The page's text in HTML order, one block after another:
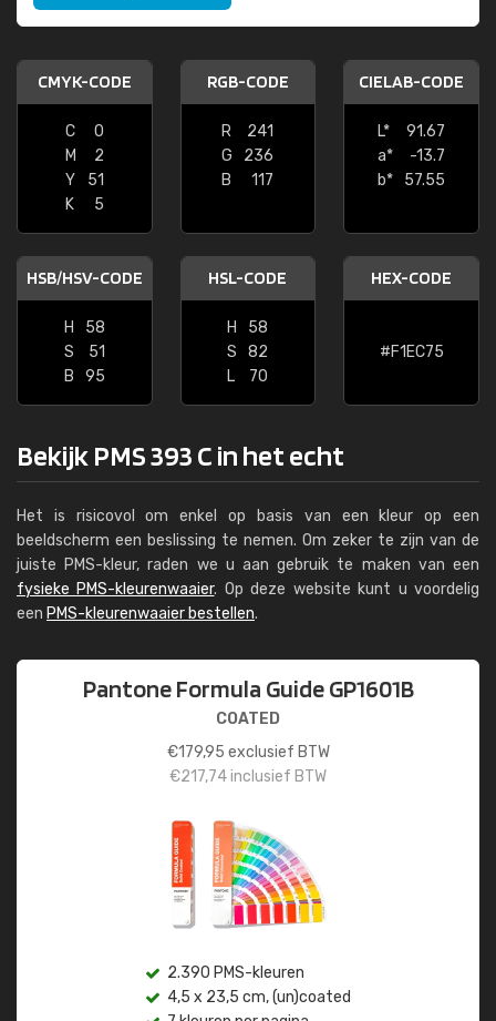
CMYK-CODE
C
0
M
2
Y
51
K
5
RGB-CODE
R
241
G
236
B
117
CIELAB-CODE
L*
91.67
a*
-13.7
b*
57.55
HSB/HSV-CODE
H
58
S
51
B
95
HSL-CODE
H
58
S
82
L
70
HEX-CODE
#F1EC75
Bekijk PMS 393 C in het echt
Het is risicovol om enkel op basis van een kleur op een
beeldscherm een beslissing te nemen. Om zeker te zijn van de
juiste PMS-kleur, raden we u aan gebruik te maken van een
fysieke PMS-kleurenwaaier. Op deze website kunt u voordelig
een PMS-kleurenwaaier bestellen.
Pantone Formula Guide GP1601B
COATED
€179,95 exclusief BTW
€217,74inclusief BTW
2.390 PMS-kleuren
4,5 x 23,5 cm, (un)coated